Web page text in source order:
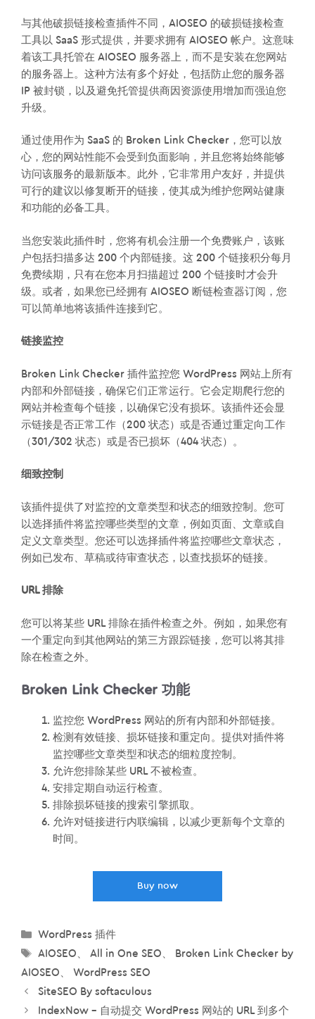
与其他破损链接检查插件不同，AIOSEO 的破损链接检查
工具以 SaaS 形式提供，并要求拥有 AIOSEO 帐户。这意味
着该工具托管在 AIOSEO 服务器上，而不是安装在您网站
的服务器上。这种方法有多个好处，包括防止您的服务器
IP 被封锁，以及避免托管提供商因资源使用增加而强迫您
升级。
通过使用作为 SaaS 的 Broken Link Checker，您可以放
心，您的网站性能不会受到负面影响，并且您将始终能够
访问该服务的最新版本。此外，它非常用户友好，并提供
可行的建议以修复断开的链接，使其成为维护您网站健康
和功能的必备工具。
当您安装此插件时，您将有机会注册一个免费账户，该账
户包括扫描多达 200 个内部链接。这 200 个链接积分每月
免费续期，只有在您本月扫描超过 200 个链接时才会升
级。或者，如果您已经拥有 AIOSEO 断链检查器订阅，您
可以简单地将该插件连接到它。
链接监控
Broken Link Checker 插件监控您 WordPress 网站上所有
内部和外部链接，确保它们正常运行。它会定期爬行您的
网站并检查每个链接，以确保它没有损坏。该插件还会显
示链接是否正常工作（200 状态）或是否通过重定向工作
（301/302 状态）或是否已损坏（404 状态）。
细致控制
该插件提供了对监控的文章类型和状态的细致控制。您可
以选择插件将监控哪些类型的文章，例如页面、文章或自
定义文章类型。您还可以选择插件将监控哪些文章状态，
例如已发布、草稿或待审查状态，以查找损坏的链接。
URL 排除
您可以将某些 URL 排除在插件检查之外。例如，如果您有
一个重定向到其他网站的第三方跟踪链接，您可以将其排
除在检查之外。
Broken Link Checker 功能
监控您 WordPress 网站的所有内部和外部链接。
检测有效链接、损坏链接和重定向。提供对插件将
监控哪些文章类型和状态的细粒度控制。
允许您排除某些 URL 不被检查。
安排定期自动运行检查。
排除损坏链接的搜索引擎抓取。
允许对链接进行内联编辑，以减少更新每个文章的
时间。
Buy now
分
类
WordPress 插件
标
签
AIOSEO All in One SEO
Broken Link Checker by
AIOSEO
WordPress SEO
SiteSEO By softaculous
IndexNow – 自动提交 WordPress 网站的 URL 到多个